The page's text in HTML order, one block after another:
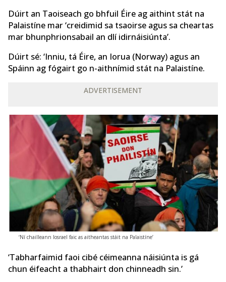
Dúirt an Taoiseach go bhfuil Éire ag aithint stát na
Palaistíne mar ‘creidimid sa tsaoirse agus sa cheartas
mar bhunphrionsabail an dlí idirnáisiúnta’.
Dúirt sé: ‘Inniu, tá Éire, an Iorua (Norway) agus an
Spáinn ag fógairt go n-aithnímid stát na Palaistíne.
ADVERTISEMENT
‘Ní chailleann Iosrael faic as aitheantas stáit na Palaistíne’
‘Tabharfaimid faoi cibé céimeanna náisiúnta is gá
chun éifeacht a thabhairt don chinneadh sin.’